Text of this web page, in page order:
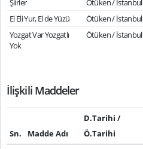
Şiirler
Ötüken / İstanbul
El Eli Yur, El de Yüzü
Ötüken / İstanbul
Yozgat Var Yozgatlı
Yok
Ötüken / İstanbul
İlişkili Maddeler
Sn. Madde Adı
D.Tarihi /
Ö.Tarihi